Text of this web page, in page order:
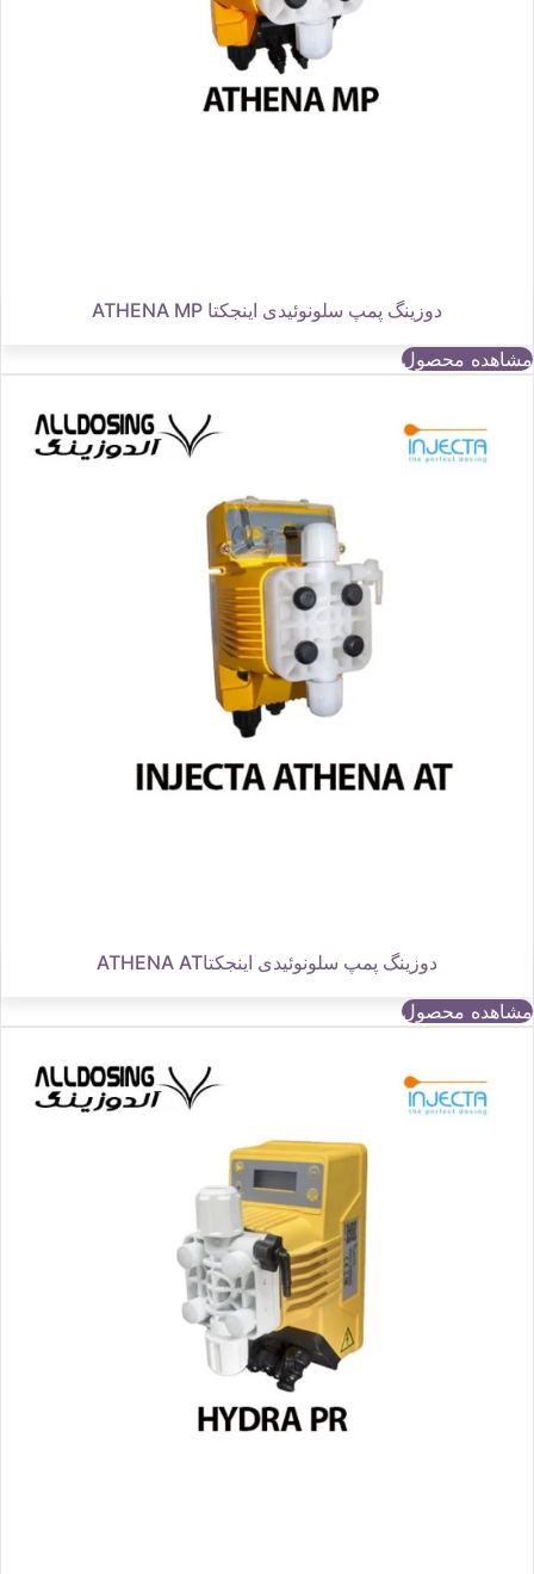
دوزینگ پمپ سلونوئیدی اینجکتا ATHENA MP
مشاهده محصول
دوزینگ پمپ سلونوئیدی اینجکتاATHENA AT
مشاهده محصول